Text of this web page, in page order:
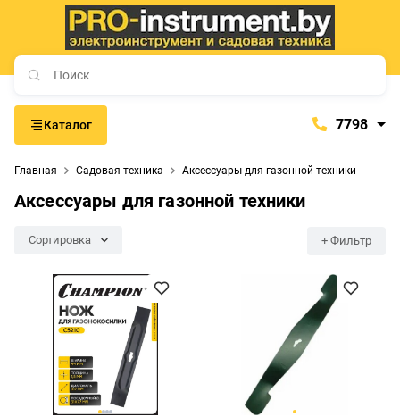
Каталог 7798
+375 (29) 765-57-74
proinstrument-minsk@mail.ru
с 9:00 до 21:00
с 9:00 до 20:00
Главная Садовая техника Аксессуары для газонной техники
Аксессуары для газонной техники
Сортировка + Фильтр